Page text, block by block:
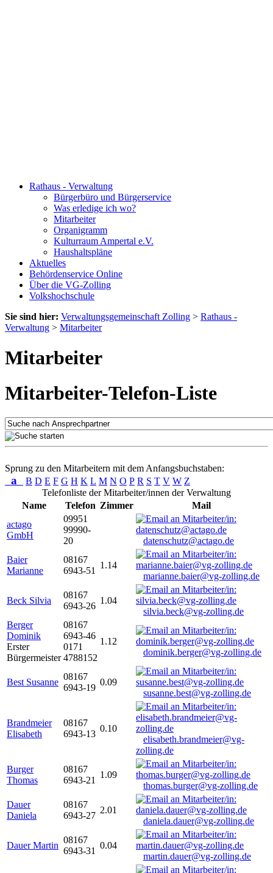
Rathaus - Verwaltung
Bürgerbüro und Bürgerservice
Was erledige ich wo?
Mitarbeiter
Organigramm
Kulturraum Ampertal e.V.
Haushaltspläne
Aktuelles
Behördenservice Online
Über die VG-Zolling
Volkshochschule
Sie sind hier: Verwaltungsgemeinschaft Zolling > Rathaus -
Verwaltung > Mitarbeiter
Mitarbeiter
Mitarbeiter-Telefon-Liste
Sprung zu den Mitarbeitern mit dem Anfangsbuchstaben:
a B D E F G H K L M N O P R S T V W Z
Telefonliste der Mitarbeiter/innen der Verwaltung
Name
Telefon Zimmer
Mail
actago
GmbH
09951
99990-
20
datenschutz@actago.de
Baier
Marianne
08167
6943-51
1.14
marianne.baier@vg-zolling.de
Beck Silvia
08167
6943-26
1.04
silvia.beck@vg-zolling.de
Berger
Dominik
Erster
Bürgermeister
08167
6943-46
0171
4788152
1.12
dominik.berger@vg-zolling.de
Best Susanne
08167
6943-19
0.09
susanne.best@vg-zolling.de
Brandmeier
Elisabeth
08167
6943-13
0.10
elisabeth.brandmeier@vg-
zolling.de
Burger
Thomas
08167
6943-21
1.09
thomas.burger@vg-zolling.de
Dauer
Daniela
08167
6943-27
2.01
daniela.dauer@vg-zolling.de
Dauer Martin
08167
6943-31
0.04
martin.dauer@vg-zolling.de